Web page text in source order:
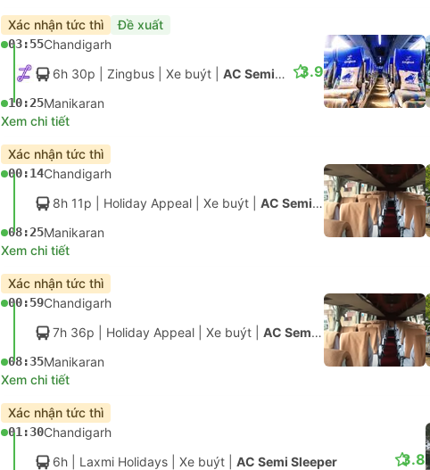
Xác nhận tức thì Đề xuất
03:55Chandigarh
6h 30p | Zingbus Xe buýt AC Semi Sleeper
10:25Manikaran
3.9
Xem chi tiết
Xác nhận tức thì
00:14Chandigarh
8h 11p | Holiday Appeal Xe buýt AC Semi Sleeper
08:25Manikaran
Xem chi tiết
Xác nhận tức thì
00:59Chandigarh
7h 36p | Holiday Appeal Xe buýt AC Semi Sleeper
08:35Manikaran
Xem chi tiết
Xác nhận tức thì
01:30Chandigarh
6h | Laxmi Holidays Xe buýt AC Semi Sleeper 3.8